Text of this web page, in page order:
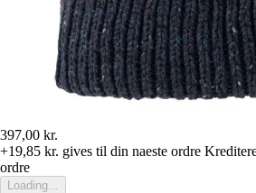
397,00 kr.
+19,85 kr. gives til din naeste ordre
ordre
Loading...